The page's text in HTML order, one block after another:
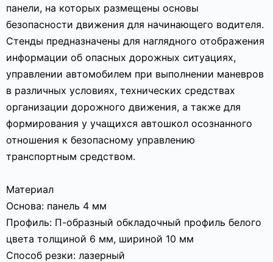
панели, на которых размещены основы
безопасности движения для начинающего водителя.
Стенды предназначены для наглядного отображения
информации об опасных дорожных ситуациях,
управлении автомобилем при выполнении маневров
в различных условиях, технических средствах
организации дорожного движения, а также для
формирования у учащихся автошкол осознанного
отношения к безопасному управлению
транспортным средством.
Материал
Основа: панель 4 мм
Профиль: П-образный обкладочный профиль белого
цвета толщиной 6 мм, шириной 10 мм
Способ резки: лазерный